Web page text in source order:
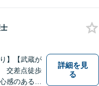
】【武蔵が
交差点徒歩
感のある事
詳細を見
る